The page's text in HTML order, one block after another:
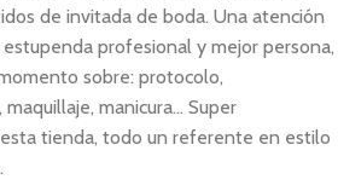
de invitada de boda. Una atención
profesional y mejor persona,
sobre: protocolo,
manicura... Super
tienda, todo un referente en estilo